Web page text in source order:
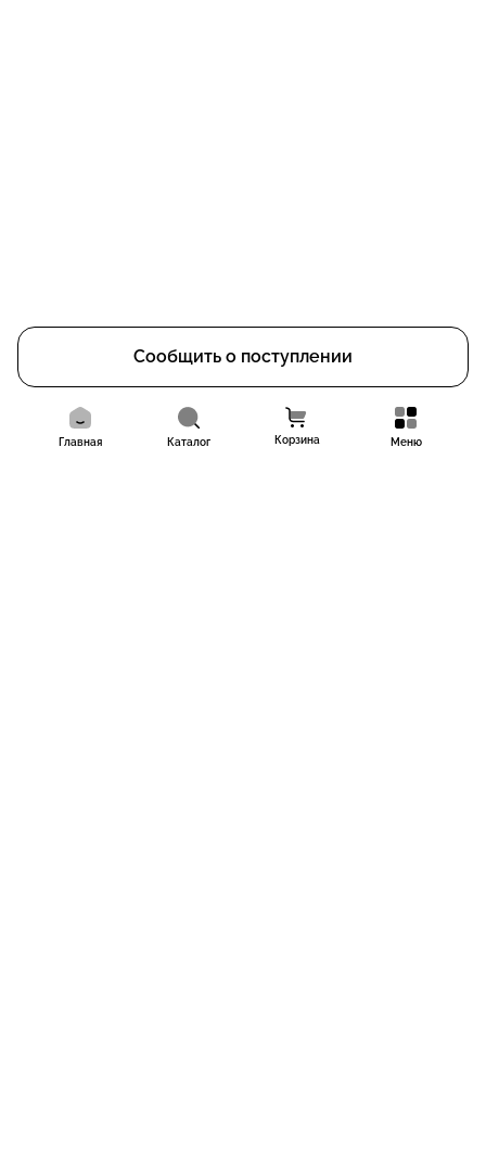
Сообщить о поступлении
Главная Каталог Корзина Меню